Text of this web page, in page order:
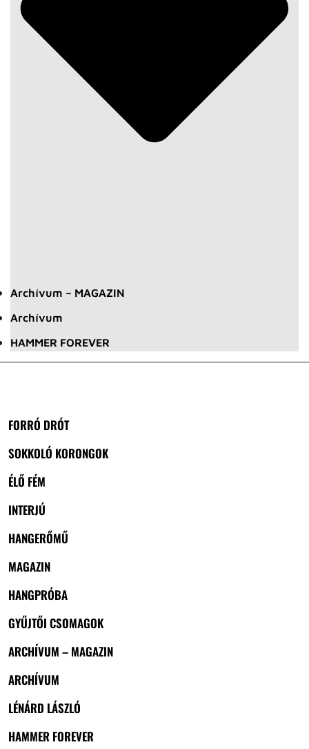
Archívum – MAGAZIN
Archívum
HAMMER FOREVER
FORRÓ DRÓT
SOKKOLÓ KORONGOK
ÉLŐ FÉM
INTERJÚ
HANGERŐMŰ
MAGAZIN
HANGPRÓBA
GYŰJTŐI CSOMAGOK
ARCHÍVUM – MAGAZIN
ARCHÍVUM
LÉNÁRD LÁSZLÓ
HAMMER FOREVER